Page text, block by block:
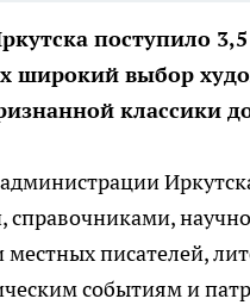
поступило
широкий выбор
классики
справочниками,
писателей,
событиям и